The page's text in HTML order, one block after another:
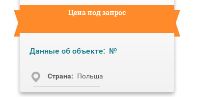
Цена под запрос
Данные об объекте: №
Cтрана: Польша